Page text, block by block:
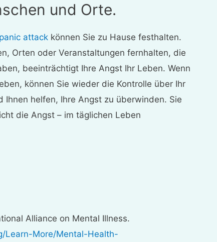
und Orte.
panic attack können Sie zu Hause festhalten.
Orten oder Veranstaltungen fernhalten, die
beeinträchtigt Ihre Angst Ihr Leben. Wenn
können Sie wieder die Kontrolle über Ihr
Ihnen helfen, Ihre Angst zu überwinden. Sie
die Angst – im täglichen Leben
Alliance on Mental Illness.
Learn-More/Mental-Health-